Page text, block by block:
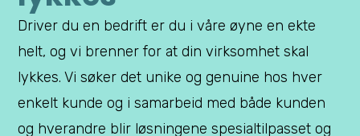
Driver du en bedrift er du i våre øyne en ekte
helt, og vi brenner for at din virksomhet skal
lykkes. Vi søker det unike og genuine hos hver
enkelt kunde og i samarbeid med både kunden
og hverandre blir løsningene spesialtilpasset og